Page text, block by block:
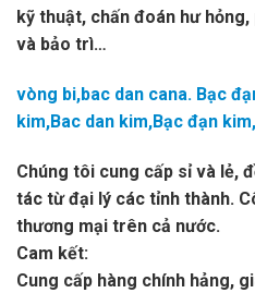
kỹ thuật, chấn đoán hư
và bảo trì…
vòng bi,bac dan cana. Bạc
kim,Bac dan kim,Bạc đạn kim,
Chúng tôi cung cấp sỉ và lẻ,
tác từ đại lý các tỉnh thành.
thương mại trên cả nước.
Cam kết:
Cung cấp hàng chính hảng,